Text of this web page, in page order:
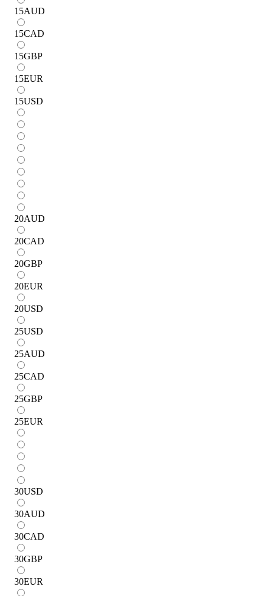
15AUD
15CAD
15GBP
15EUR
15USD
20AUD
20CAD
20GBP
20EUR
20USD
25USD
25AUD
25CAD
25GBP
25EUR
30USD
30AUD
30CAD
30GBP
30EUR